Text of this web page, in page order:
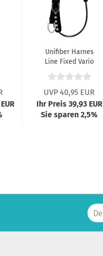
Unifiber Harnes
Line Fixed Vario
22-32
UVP 40,95 EUR
Ihr Preis 39,93 EUR
Sie sparen 2,5%